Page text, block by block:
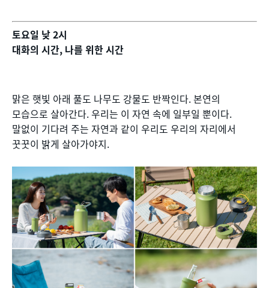
토요일 낮 2시
대화의 시간, 나를 위한 시간
맑은 햇빛 아래 풀도 나무도 강물도 반짝인다. 본연의
모습으로 살아간다. 우리는 이 자연 속에 일부일 뿐이다.
말없이 기다려 주는 자연과 같이 우리도 우리의 자리에서
꿋꿋이 밝게 살아가야지.